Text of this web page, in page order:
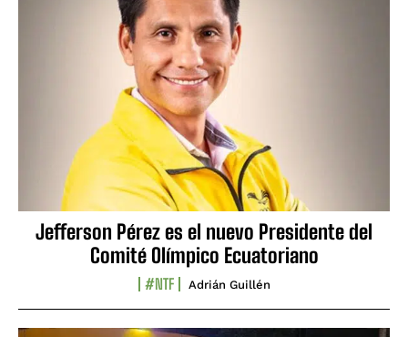
Jefferson Pérez es el nuevo Presidente del
Comité Olímpico Ecuatoriano
#NTF Adrián Guillén